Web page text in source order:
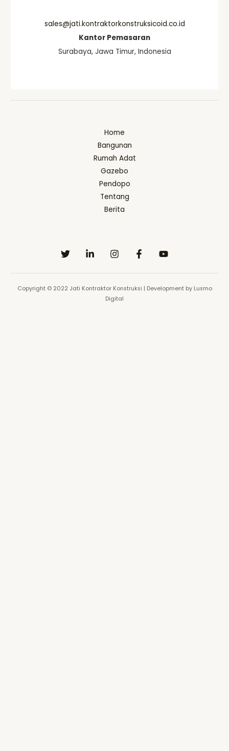
sales@jati.kontraktorkonstruksicoid.co.id
Kantor Pemasaran
Surabaya, Jawa Timur, Indonesia
Home
Bangunan
Rumah Adat
Gazebo
Pendopo
Tentang
Berita
Copyright © 2022 Jati Kontraktor Konstruksi | Development by Lusmo
Digital